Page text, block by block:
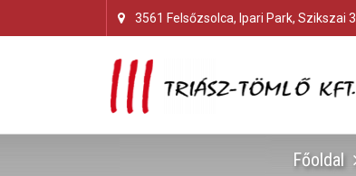
3561 Felsőzsolca, Ipari Park, Szikszai 3.
Főoldal